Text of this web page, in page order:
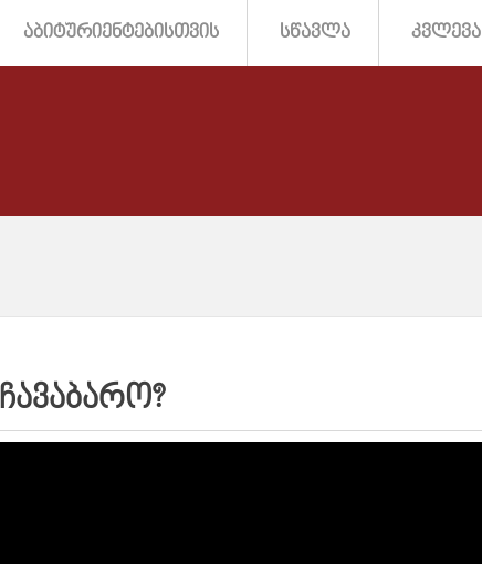
ᲐᲑᲘᲢᲣᲠᲘᲔᲜᲢᲔᲑᲘᲡᲗᲕᲘᲡ ᲡᲬᲐᲕᲚᲐ ᲙᲕᲚᲔᲕᲐ